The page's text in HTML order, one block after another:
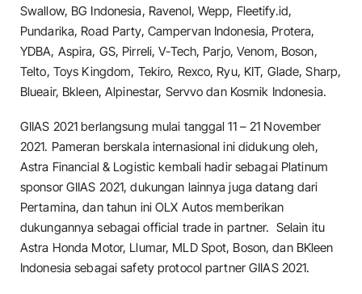
Swallow, BG Indonesia, Ravenol, Wepp, Fleetify.id,
Pundarika, Road Party, Campervan Indonesia, Protera,
YDBA, Aspira, GS, Pirreli, V-Tech, Parjo, Venom, Boson,
Telto, Toys Kingdom, Tekiro, Rexco, Ryu, KIT, Glade, Sharp,
Blueair, Bkleen, Alpinestar, Servvo dan Kosmik Indonesia.
GIIAS 2021 berlangsung mulai tanggal 11 – 21 November
2021. Pameran berskala internasional ini didukung oleh,
Astra Financial & Logistic kembali hadir sebagai Platinum
sponsor GIIAS 2021, dukungan lainnya juga datang dari
Pertamina, dan tahun ini OLX Autos memberikan
dukungannya sebagai official trade in partner. Selain itu
Astra Honda Motor, Llumar, MLD Spot, Boson, dan BKleen
Indonesia sebagai safety protocol partner GIIAS 2021.